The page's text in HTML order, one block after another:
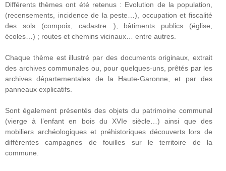
Différents thèmes ont été retenus : Evolution de la population,
(recensements, incidence de la peste…), occupation et fiscalité
des sols (compoix, cadastre…), bâtiments publics (église,
écoles…) ; routes et chemins vicinaux… entre autres.
Chaque thème est illustré par des documents originaux, extrait
des archives communales ou, pour quelques-uns, prêtés par les
archives départementales de la Haute-Garonne, et par des
panneaux explicatifs.
Sont également présentés des objets du patrimoine communal
(vierge à l’enfant en bois du XVIe siècle…) ainsi que des
mobiliers archéologiques et préhistoriques découverts lors de
différentes campagnes de fouilles sur le territoire de la
commune.